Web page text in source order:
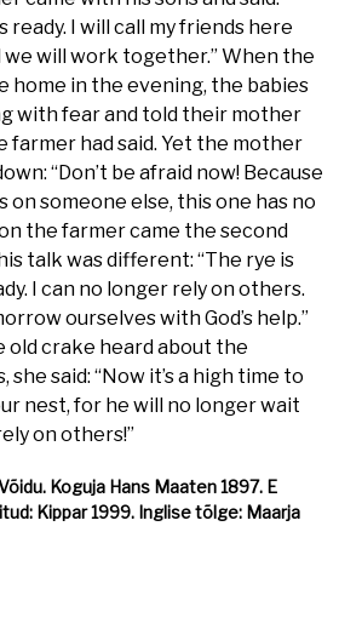
ready. I will call my friends here
will work together.” When the
home in the evening, the babies
with fear and told their mother
farmer had said. Yet the mother
“Don’t be afraid now! Because
on someone else, this one has no
the farmer came the second
talk was different: “The rye is
I can no longer rely on others.
ourselves with God’s help.”
old crake heard about the
she said: “Now it’s a high time to
nest, for he will no longer wait
on others!”
Koguja Hans Maaten 1897. E
Kippar 1999. Inglise tõlge: Maarja